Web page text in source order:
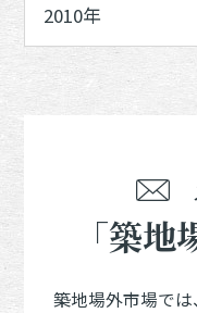
2010年
「築地
築地場外市場で